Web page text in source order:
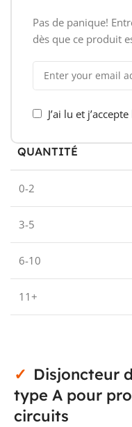
Pas de panique!
dès que ce produit
J’ai lu et j’accepte
QUANTITÉ
0-2
3-5
6-10
11+
Disjoncteur
type A pour
circuits